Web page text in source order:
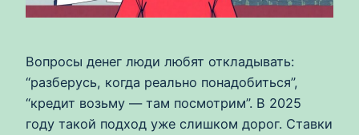
Вопросы денег люди любят откладывать:
“разберусь, когда реально понадобиться”,
“кредит возьму — там посмотрим”. В 2025
году такой подход уже слишком дорог. Ставки